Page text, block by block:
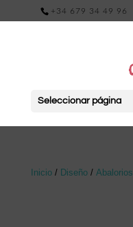
+34 679 34 49 96
Seleccionar página
Inicio/ Diseño/ Abalorios